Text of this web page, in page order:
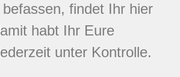
findet Ihr hier
habt Ihr Eure
unter Kontrolle.